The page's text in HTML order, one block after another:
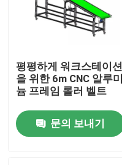
우리에 대하여
품질 관리
연락주세요
평평하게 워크스테이션
을 위한 6m CNC 알루미
늄 프레임 롤러 벨트
문의 보내기